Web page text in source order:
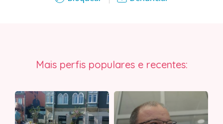
Mais perfis populares e recentes: